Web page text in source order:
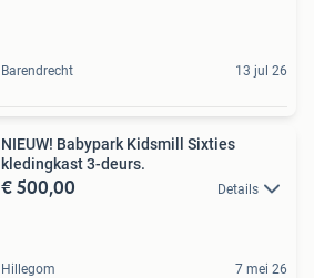
Barendrecht 13 jul 26
NIEUW! Babypark Kidsmill Sixties
kledingkast 3-deurs.
€ 500,00 Details
Hillegom 7 mei 26